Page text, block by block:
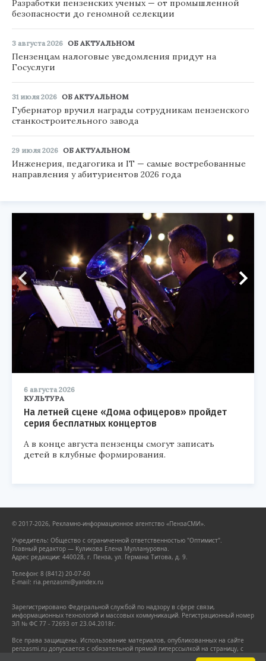
Разработки пензенских ученых — от промышленной
безопасности до геномной селекции
3 августа 2026 ОБ АКТУАЛЬНОМ
Пензенцам налоговые уведомления придут на
Госуслуги
31 июля 2026 ОБ АКТУАЛЬНОМ
Губернатор вручил награды сотрудникам пензенского
станкостроительного завода
29 июля 2026 ОБ АКТУАЛЬНОМ
Инженерия, педагогика и IT — самые востребованные
направления у абитуриентов 2026 года
6 августа 2026
КУЛЬТУРА
На летней сцене «Дома офицеров» пройдет
серия бесплатных концертов
А в конце августа пензенцы смогут записать
детей в клубные формирования.
© 2017-2026, Рекламно-информационное агентство «ПензаСМИ».
Учредитель: Общество с ограниченной ответственностью "Оптимист".
Главный редактор — Куликова Елена Муллануровна.
Адрес редакции: 440028, г. Пенза, ул. Германа Титова, д. 9.
Телефон: 8 (8412) 20-07-60
E-mail: ria.penzasmi@yandex.ru
Зарегистрировано Федеральной службой по надзору в сфере связи,
информационных технологий и массовых коммуникаций. Регистрационный номер
ЭЛ № ФС 77 - 72693 от 23.04.2018г.
Все права защищены. Использование материалов, опубликованных на сайте
penzasmi.ru допускается с обязательной прямой гиперссылкой на страницу, с
которой заимствован материал. Гиперссылка должна размещаться